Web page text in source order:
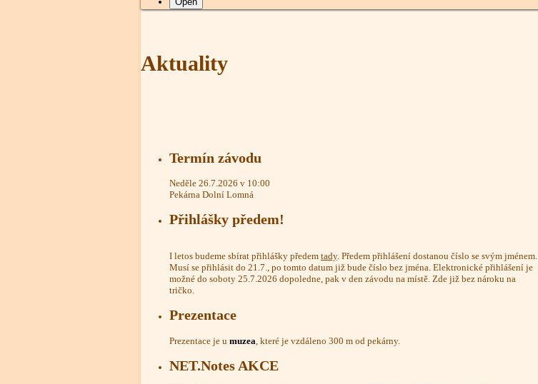
Aktuality
Termín závodu
Neděle 26.7.2026 v 10:00
Pekárna Dolní Lomná
Přihlášky předem!
I letos budeme sbírat přihlášky předem tady. Předem přihlášení dostanou číslo se svým jménem.
Musí se přihlásit do 21.7., po tomto datum již bude číslo bez jména. Elektronické přihlášení je
možné do soboty 25.7.2026 dopoledne, pak v den závodu na místě. Zde již bez nároku na
tričko.
Prezentace
Prezentace je u muzea , které je vzdáleno 300 m od pekárny.
NET.Notes AKCE